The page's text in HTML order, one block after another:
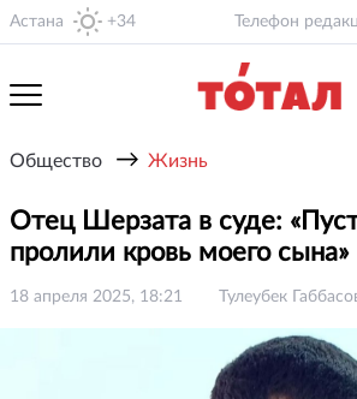
Астана +34 Телефон
Общество → Жизнь
Отец Шерзата в суде:
пролили кровь моего сына»
18 апреля 2025, 18:21 Тулеубек